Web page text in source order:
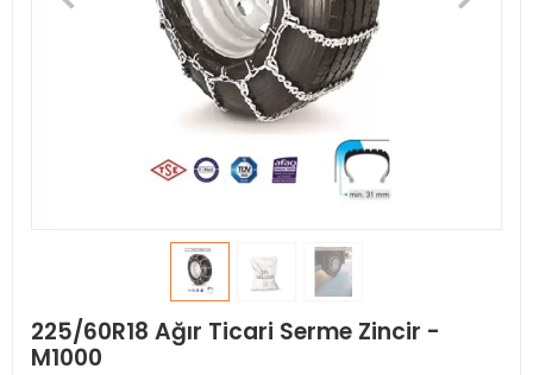
225/60R18 Ağır Ticari Serme Zincir -
M1000